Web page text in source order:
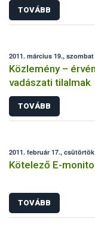
TOVÁBB
2011. március 19., szombat
Közlemény –
vadászati tilalmak
TOVÁBB
2011. február 17., csütörtök
Kötelező E-
TOVÁBB